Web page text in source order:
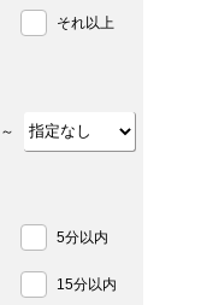
それ以上
～
5分以内
15分以内